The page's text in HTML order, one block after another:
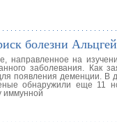
болезни
направленное на
заболевания. Как
появления деменции. В
обнаружили еще 11
иммунной